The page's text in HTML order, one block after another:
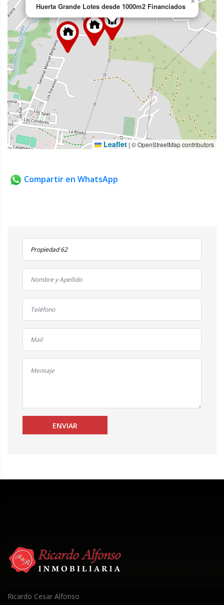
Huerta Grande Lotes desde 1000m2 Financiados
Leaflet | © OpenStreetMap contributors
Compartir en WhatsApp
ENVIAR
Ricardo Cesar Alfonso